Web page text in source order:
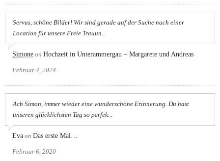
Servus, schöne Bilder! Wir sind gerade auf der Suche nach einer
Location für unsere Freie Trauun...
Simone on Hochzeit in Unterammergau – Margarete und Andreas
Februar 4, 2024
Ach Simon, immer wieder eine wunderschöne Erinnerung. Du hast
unseren glücklichsten Tag so perfek...
Eva on Das erste Mal…
Februar 6, 2020